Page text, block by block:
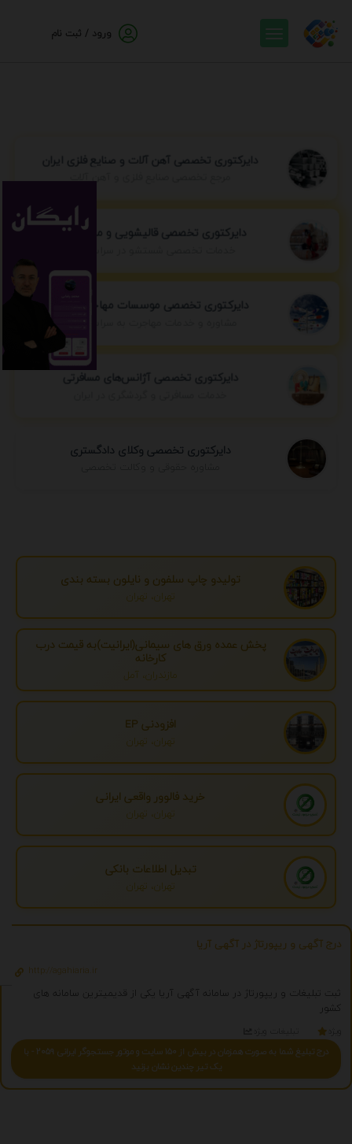
ورود / ثبت نام
دایرکتوری تخصصی آهن آلات و صنایع فلزی ایران
مرجع تخصصی صنایع فلزی و آهن آلات
دایرکتوری تخصصی قالیشویی و مبل شویی
دایرکتوری تخصصی موسسات مهاجرتی ایران
مشاوره و خدمات مهاجرت به سراسر جهان
دایرکتوری تخصصی آژانس‌های مسافرتی
دایرکتوری تخصصی وکلای دادگستری
تولیدو چاپ سلفون و نایلون بسته بندی
تهران، تهران
پخش عمده ورق های سیمانی(ایرانیت)به قیمت درب
کارخانه
مازندران، آمل
افزودنی EP
تهران، تهران
خرید فالوور واقعی ایرانی
تهران، تهران
تبدیل اطلاعات بانکی
تهران، تهران
درج آگهی و ریپورتاژ در آگهی آریا
http://agahiaria.ir
ثبت تبلیغات و ریپورتاژ در سامانه آگهی آریا یکی از قدیمیترین سامانه های
کشور
درج تبلیغ شما به صورت همزمان در بیش از 150 سایت و موتور جستجوگر ایرانی 2059 - با
یک تیر چندین نشان بزنید